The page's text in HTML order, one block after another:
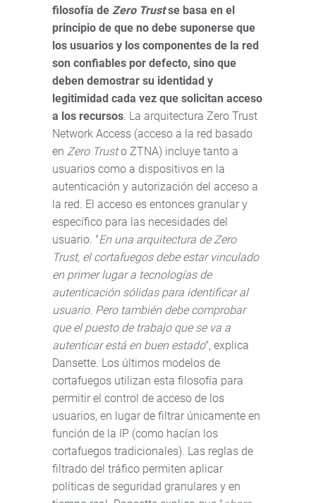
filosofía de Zero Trustse basa en el
principio de que no debe suponerse que
los usuarios y los componentes de la red
son confiables por defecto, sino que
deben demostrar su identidad y
legitimidad cada vez que solicitan acceso
a los recursos . La arquitectura Zero Trust
Network Access (acceso a la red basado
en Zero Trusto ZTNA) incluye tanto a
usuarios como a dispositivos en la
autenticación y autorización del acceso a
la red. El acceso es entonces granular y
específico para las necesidades del
usuario. "En una arquitectura de Zero
Trust, el cortafuegos debe estar vinculado
en primer lugar a tecnologías de
autenticación sólidas para identificar al
usuario. Pero también debe comprobar
que el puesto de trabajo que se va a
autenticar está en buen estado", explica
Dansette. Los últimos modelos de
cortafuegos utilizan esta filosofía para
permitir el control de acceso de los
usuarios, en lugar de filtrar únicamente en
función de la IP (como hacían los
cortafuegos tradicionales). Las reglas de
filtrado del tráfico permiten aplicar
políticas de seguridad granulares y en